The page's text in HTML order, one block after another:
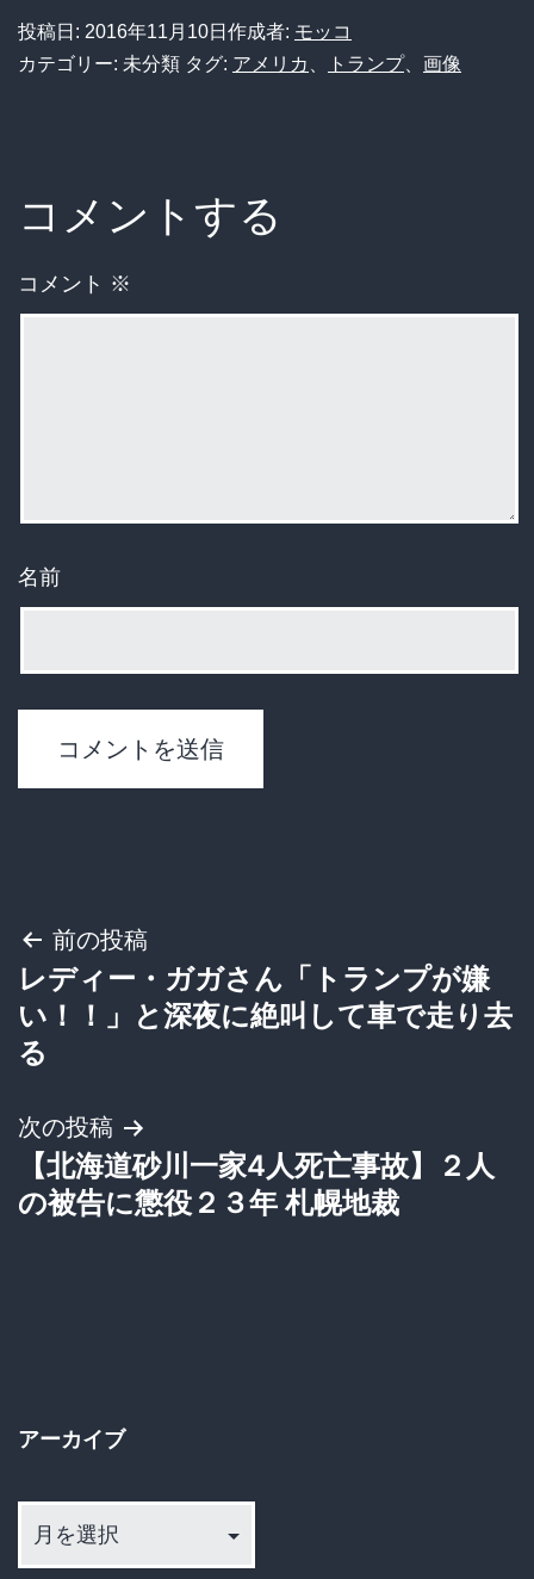
投稿日: 2016年11月10日 作成者: モッコ
カテゴリー: 未分類 タグ: アメリカ トランプ、 画像
コメントする
コメント ※
名前
投
稿
ナ
ビ
ゲ
ー
前の投稿
レディー・ガガさん「トランプが嫌
い！！」と深夜に絶叫して車で走り去
る
次の投稿
【北海道砂川一家4人死亡事故】２人
の被告に懲役２３年 札幌地裁
アーカイブ
カ